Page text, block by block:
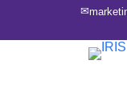
✉